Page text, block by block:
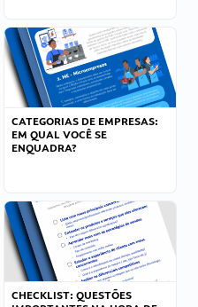
CATEGORIAS DE EMPRESAS:
EM QUAL VOCÊ SE
ENQUADRA?
CHECKLIST: QUESTÕES